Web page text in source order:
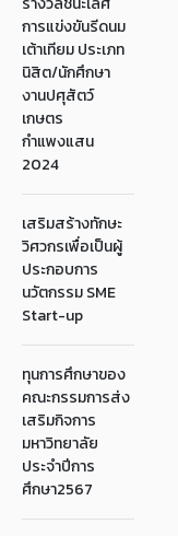
การแข่งขันรีดนม
เต้าเทียม ประเภท
นิสิต/นักศึกษา
งานปศุสัตว์
เกษตร
กำแพงแสน
2024
เสริมสร้างทักษะ
วิศวกรเพื่อเป็นผู้
ประกอบการ
นวัตกรรม SME
Start-up
ทุนการศึกษาของ
คณะกรรมการส่ง
เสริมกิจการ
มหาวิทยาลัย
ประจำปีการ
ศึกษา2567